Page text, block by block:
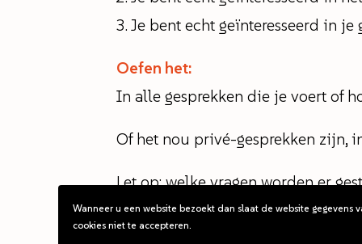
Je bent echt geïnteresseerd in je
Oefen het:
In alle gesprekken die je voert of
Of het nou privé-gesprekken zijn,
Let op: welke vragen worden er
afgemeten ja of nee? Een
Wanneer u een website bezoekt dan slaat de website
cookies niet te accepteren.